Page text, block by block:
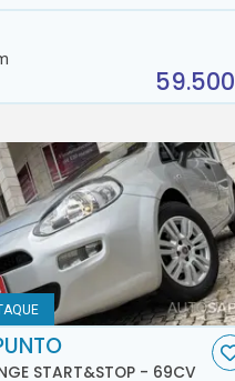
59.500
START&STOP - 69CV